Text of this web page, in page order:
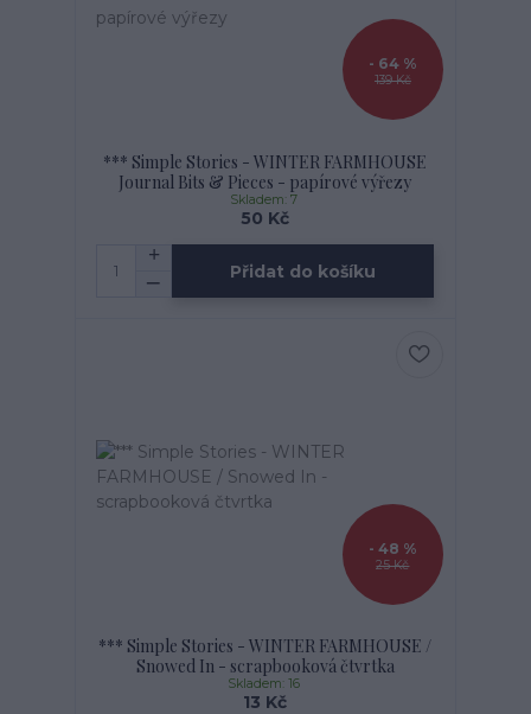
139 Kč
- 64 %
*** Simple Stories - WINTER FARMHOUSE
Journal Bits & Pieces - papírové výřezy
50 Kč
Skladem: 7
Přidat do košíku
25 Kč
- 48 %
*** Simple Stories - WINTER FARMHOUSE /
Snowed In - scrapbooková čtvrtka
13 Kč
Skladem: 16